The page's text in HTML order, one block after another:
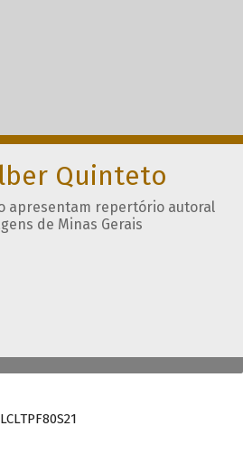
Quinteto
apresentam repertório autoral
de Minas Gerais